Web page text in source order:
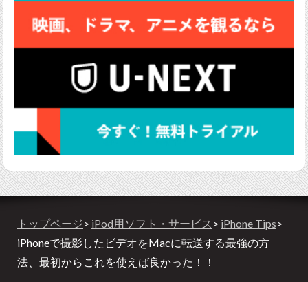
トップページ> iPod用ソフト・サービス > iPhone Tips>
iPhoneで撮影したビデオをMacに転送する最強の方
法、最初からこれを使えば良かった！！